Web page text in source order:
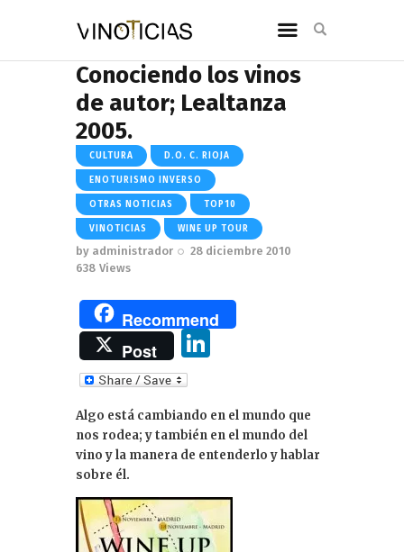
Conociendo los vinos
de autor; Lealtanza
2005.
CULTURA D.O. C. RIOJA
ENOTURISMO INVERSO
OTRAS NOTICIAS TOP10
VINOTICIAS WINE UP TOUR
by administrador
28 diciembre 2010
638 Views
Recommend
Post
e
dI
n
Algo está cambiando en el mundo que
nos rodea; y también en el mundo del
vino y la manera de entenderlo y hablar
sobre él.